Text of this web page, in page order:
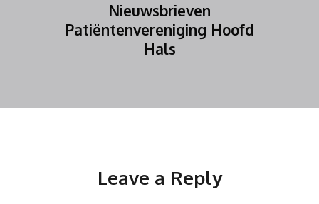
Nieuwsbrieven
Patiëntenvereniging Hoofd
Hals
Leave a Reply